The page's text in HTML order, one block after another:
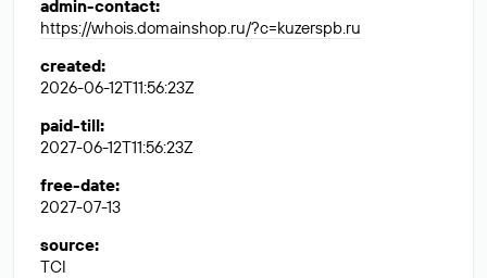
admin-contact:
https://whois.domainshop.ru/?c=kuzerspb.ru
created:
2026-06-12T11:56:23Z
paid-till:
2027-06-12T11:56:23Z
free-date:
2027-07-13
source:
TCI